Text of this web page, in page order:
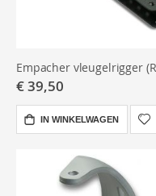
€ 39,50
IN WINKELWAGEN